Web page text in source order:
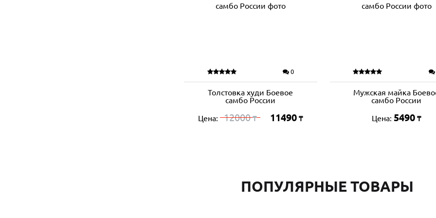
0
Толстовка худи Боевое
самбо России
Цена: 12000₸ 11490 ₸
Мужская майка
самбо России
Цена:5490 ₸
ПОПУЛЯРНЫЕ ТОВАРЫ